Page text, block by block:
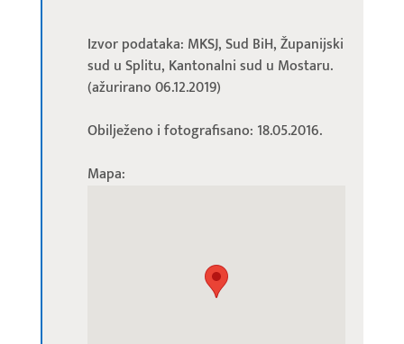
Izvor podataka: MKSJ, Sud BiH, Županijski
sud u Splitu, Kantonalni sud u Mostaru.
(ažurirano 06.12.2019)
Obilježeno i fotografisano: 18.05.2016.
Mapa: